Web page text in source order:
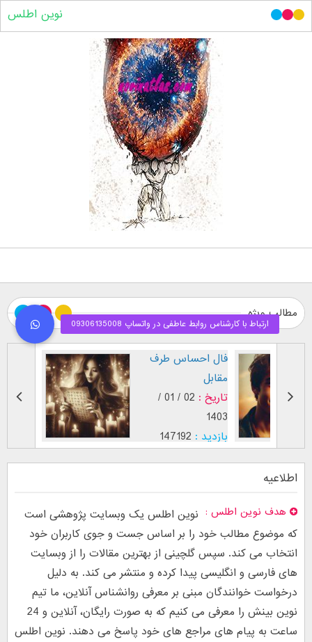
نوین اطلس
مطالب ویژه
تاریخ :
طرز نگاه پسر عاشق (
بر اساس [...]
تاریخ :
29 / 12 /
1402
بازدید : 26753
اطلاعیه
هدف نوین اطلس
نوین اطلس یک وبسایت پژوهشی است
که موضوع مطالب خود را بر اساس جست و جوی کاربران خود
انتخاب می کند. سپس گلچینی از بهترین مقالات را از وبسایت
های فارسی و انگلیسی پیدا کرده و منتشر می کند. به دلیل
درخواست خوانندگان مبنی بر معرفی روانشناس آنلاین، ما تیم
نوین بینش را معرفی می کنیم که به صورت رایگان، آنلاین و 24
ساعت به پیام های مراجع های خود پاسخ می دهند. نوین اطلس